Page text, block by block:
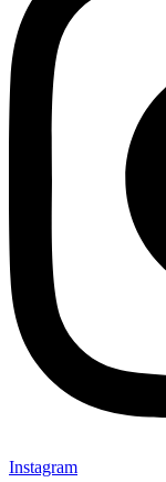
Instagram